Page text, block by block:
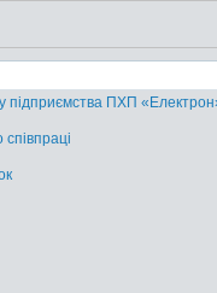
підприємства ПХП